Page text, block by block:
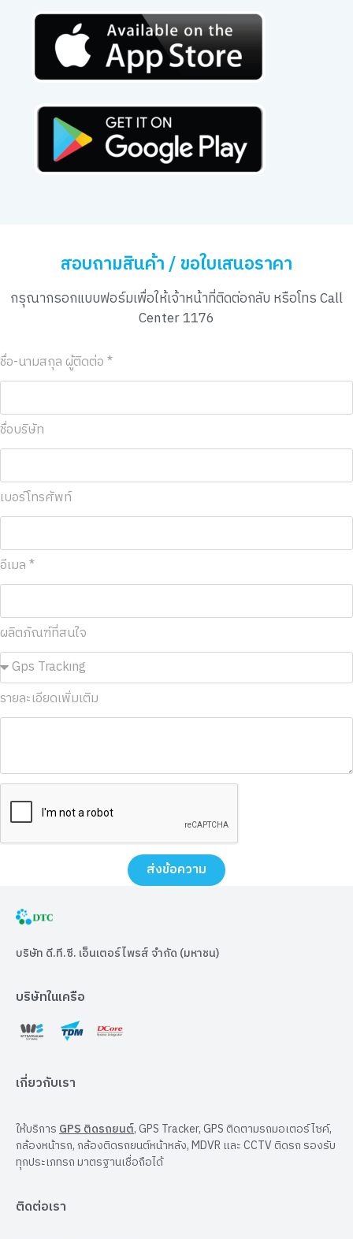
สอบถามสินค้า / ขอใบเสนอราคา
กรุณากรอกแบบฟอร์มเพื่อให้เจ้าหน้าที่ติดต่อกลับ หรือโทร Call
Center 1176
ชื่อ-นามสกุล ผู้ติดต่อ *
ชื่อบริษัท
เบอร์โทรศัพท์
อีเมล *
ผลิตภัณฑ์ที่สนใจ
รายละเอียดเพิ่มเติม
ส่งข้อความ
บริษัท ดี.ที.ซี. เอ็นเตอร์ไพรส์ จำกัด (มหาชน)
บริษัทในเครือ
เกี่ยวกับเรา
ให้บริการGPS ติดรถยนต์, GPS Tracker, GPS ติดตามรถมอเตอร์ไซค์,
กล้องหน้ารถ, กล้องติดรถยนต์หน้าหลัง, MDVR และ CCTV ติดรถ รองรับ
ทุกประเภทรถ มาตรฐานเชื่อถือได้
ติดต่อเรา